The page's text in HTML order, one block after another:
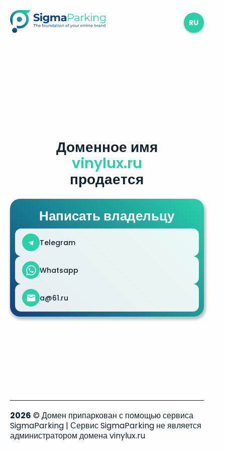
RU
Доменное имя
vinylux.ru
продается
Написать владельцу
Telegram
Whatsapp
a@61.ru
2026 © Домен припаркован с помощью сервиса
SigmaParking | Сервис SigmaParking не является
администратором домена vinylux.ru